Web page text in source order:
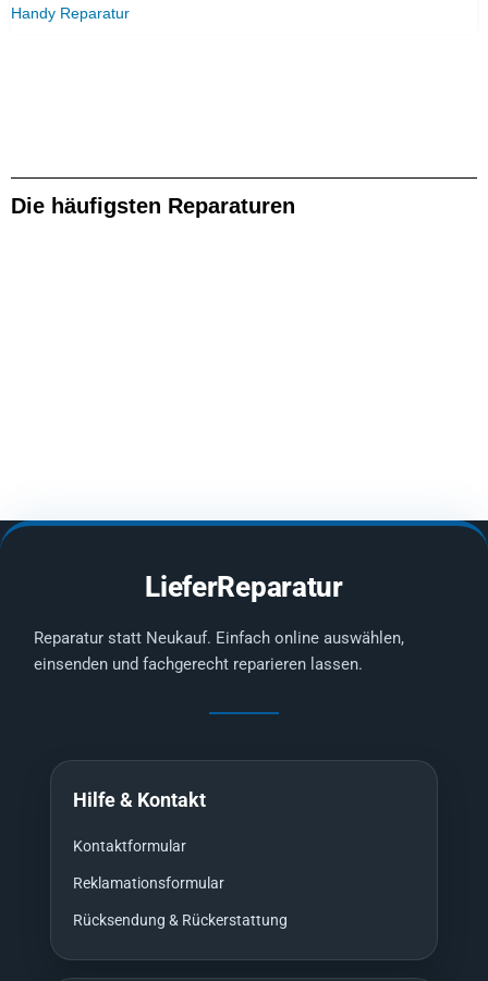
Handy Reparatur
Die häufigsten Reparaturen
LieferReparatur
Reparatur statt Neukauf. Einfach online auswählen,
einsenden und fachgerecht reparieren lassen.
Hilfe & Kontakt
Kontaktformular
Reklamationsformular
Rücksendung & Rückerstattung